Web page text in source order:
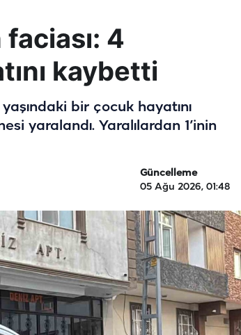
4
kaybetti
bir çocuk hayatını
yaralandı. Yaralılardan 1’inin
Güncelleme
05 Ağu 2026, 01:48